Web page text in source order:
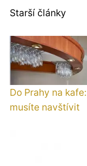
Starší články
Do Prahy na
musíte navštívit